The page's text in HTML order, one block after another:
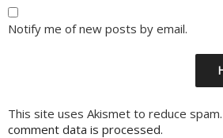
Notify me of new posts by email.
This site uses Akismet to reduce spam.
comment data is processed.